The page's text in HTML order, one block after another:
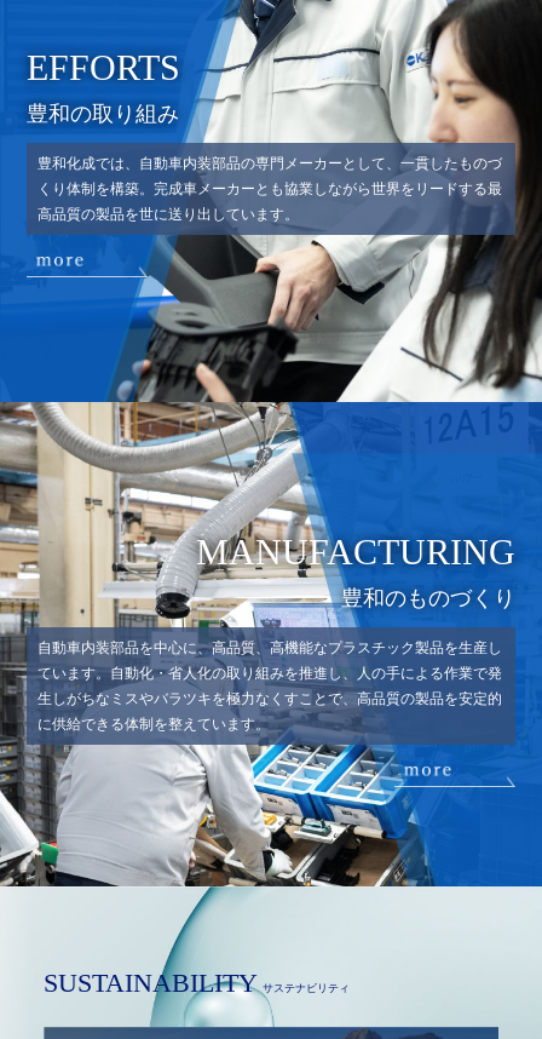
EFFORTS
豊和の取り組み
豊和化成では、自動車内装部品の専門メーカーとして、一貫したものづ
くり体制を構築。完成車メーカーとも協業しながら世界をリードする最
高品質の製品を世に送り出しています。
MANUFACTURING
豊和のものづくり
⾃動⾞内装部品を中⼼に、⾼品質、⾼機能なプラスチック製品を⽣産し
ています。自動化・省人化の取り組みを推進し、人の手による作業で発
生しがちなミスやバラツキを極力なくすことで、高品質の製品を安定的
に供給できる体制を整えています。
SUSTAINABILITY サステナビリティ